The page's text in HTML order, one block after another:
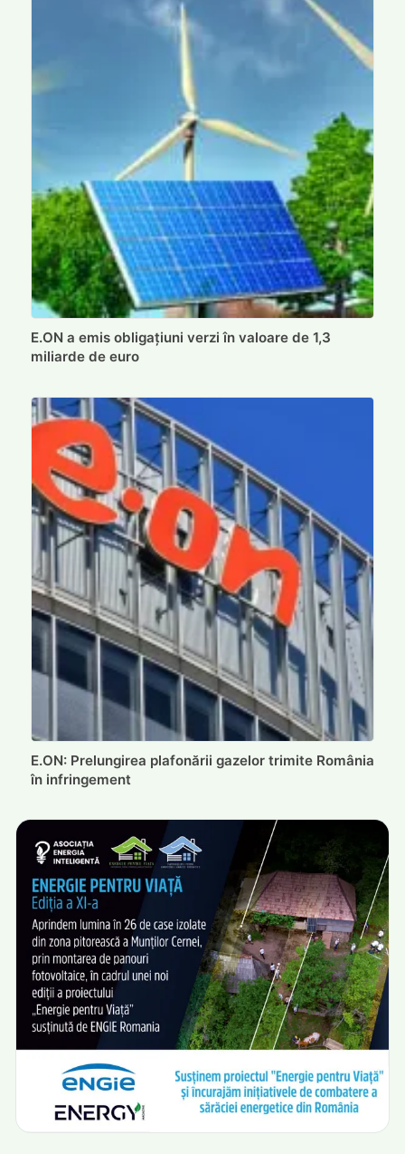
E.ON a emis obligațiuni verzi în valoare de 1,3
miliarde de euro
E.ON: Prelungirea plafonării gazelor trimite România
în infringement